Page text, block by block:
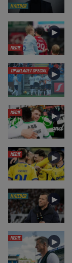
NYHEDER
MEDIE
►
TIPSBLADET SPECIAL ►
MEDIE ►
MEDIE ►
NYHEDER ►
MEDIE ►